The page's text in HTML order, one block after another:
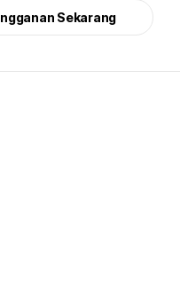
Sekarang